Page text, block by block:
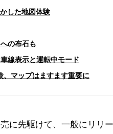
した地図体験
の布石も
線表示と運転中モード
マップはますます重要に
に先駆けて、一般にリリ